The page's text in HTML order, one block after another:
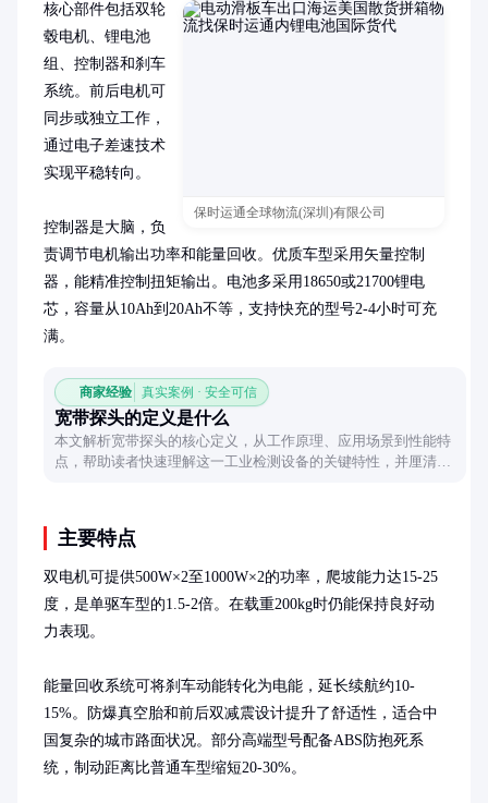
保时运通全球物流(深圳)有限公司
核心部件包括双轮
毂电机、锂电池
组、控制器和刹车
系统。前后电机可
同步或独立工作，
通过电子差速技术
实现平稳转向。
控制器是大脑，负
责调节电机输出功率和能量回收。优质车型采用矢量控制
器，能精准控制扭矩输出。电池多采用18650或21700锂电
芯，容量从10Ah到20Ah不等，支持快充的型号2-4小时可充
满。
商家经验 真实案例 · 安全可信
宽带探头的定义是什么
本文解析宽带探头的核心定义，从工作原理、应用场景到性能特
点，帮助读者快速理解这一工业检测设备的关键特性，并厘清常
主要特点
双电机可提供500W×2至1000W×2的功率，爬坡能力达15-25
度，是单驱车型的1.5-2倍。在载重200kg时仍能保持良好动
力表现。
能量回收系统可将刹车动能转化为电能，延长续航约10-
15%。防爆真空胎和前后双减震设计提升了舒适性，适合中
国复杂的城市路面状况。部分高端型号配备ABS防抱死系
统，制动距离比普通车型缩短20-30%。